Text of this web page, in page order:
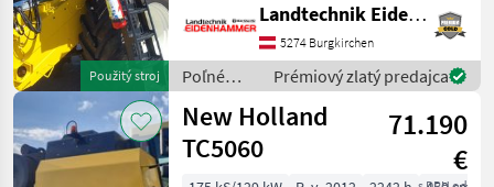
Použitý stroj
automatische
Anhängekupplung -
Klimaanlage mit Heizung -
Komfort Sitz mit
Luftfederung - Blueto
Landtechnik Eidenhammer GmbH
5274 Burgkirchen
Poľné
zberové
stroje /
New
Holland
Prémiový zlatý predajca
New Holland
TC5060
71.190
€